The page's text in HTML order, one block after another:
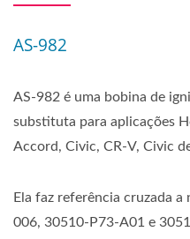
AS-982
AS-982 é uma bobina de
substituta para aplicações
Accord, Civic, CR-V, Civic
Ela faz referência cruzada
006, 30510-P73-A01 e